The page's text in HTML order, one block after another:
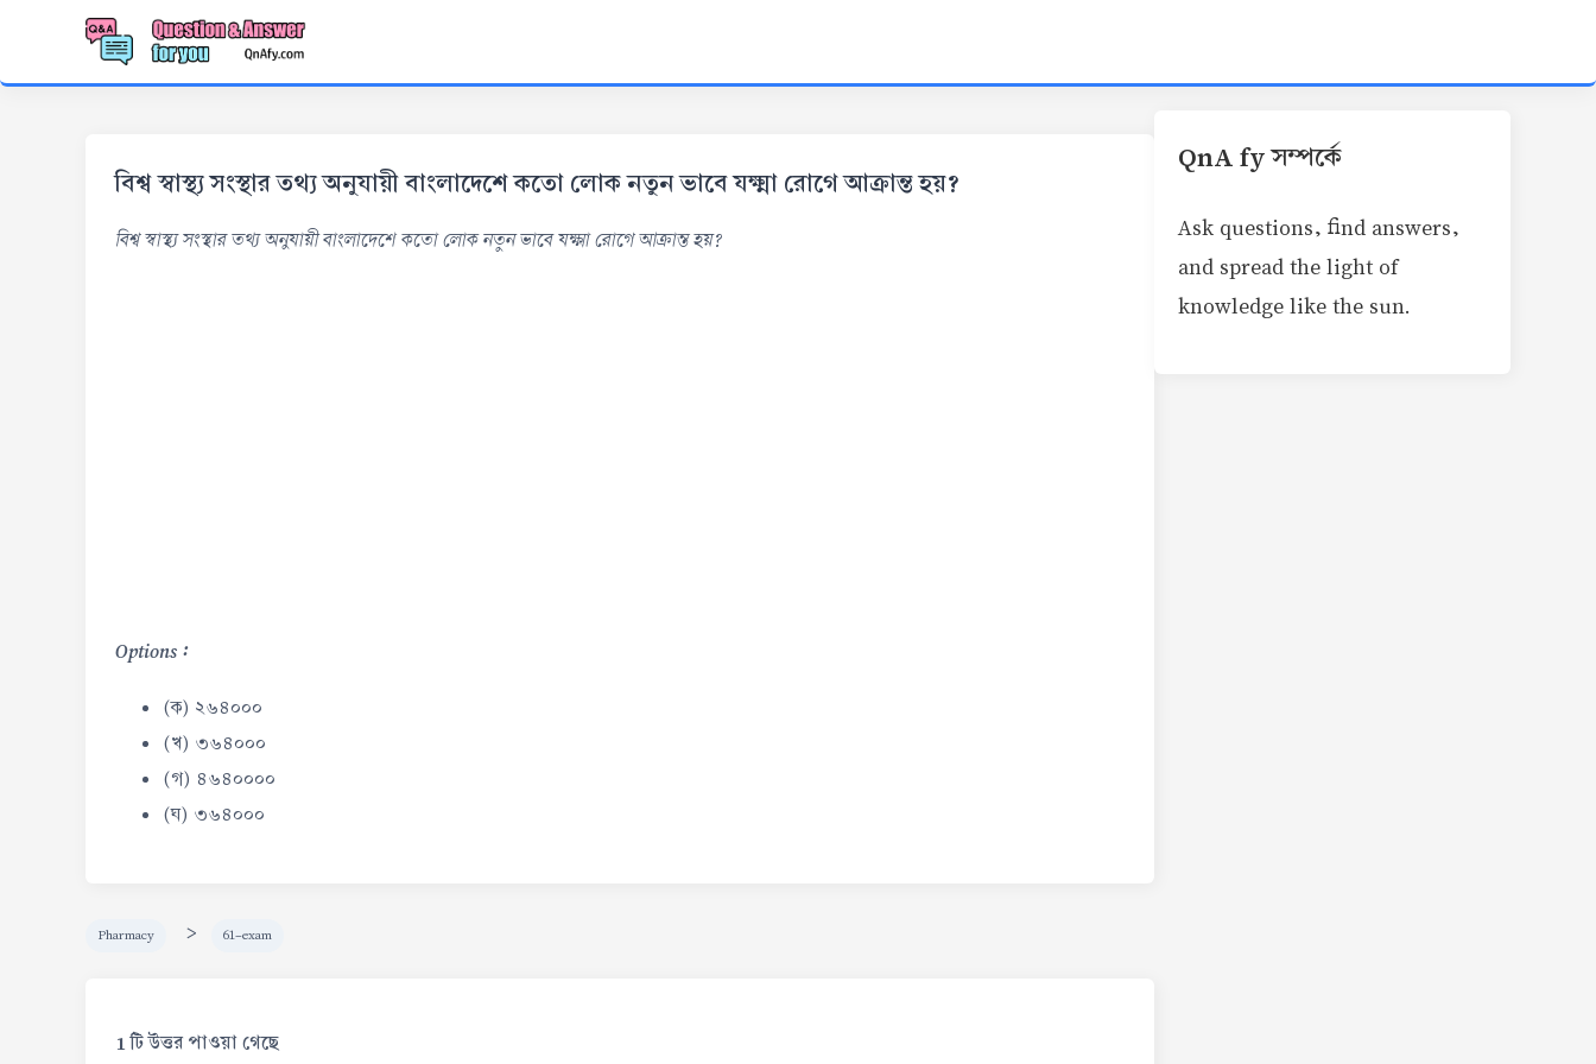
বিশ্ব স্বাস্থ্য সংস্থার তথ্য অনুযায়ী বাংলাদেশে কতো লোক নতুন ভাবে যক্ষ্মা রোগে আক্রান্ত হয়?
বিশ্ব স্বাস্থ্য সংস্থার তথ্য অনুযায়ী বাংলাদেশে কতো লোক নতুন ভাবে যক্ষ্মা রোগে আক্রান্ত হয়?
Options :
(ক) ২৬৪০০০
(খ) ৩৬৪০০০
(গ) ৪৬৪০০০০
(ঘ) ৩৬৪০০০
Pharmacy > 61-exam
1 টি উত্তর পাওয়া গেছে
QnA fy সম্পর্কে
Ask questions, find answers,
and spread the light of
knowledge like the sun.